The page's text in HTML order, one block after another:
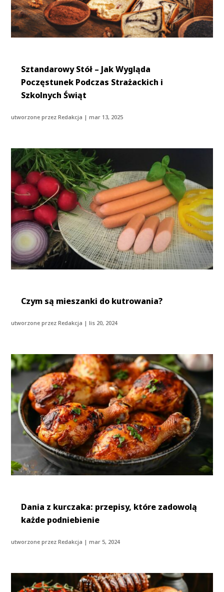
Sztandarowy Stół – Jak Wygląda
Poczęstunek Podczas Strażackich i
Szkolnych Świąt
utworzone przezRedakcja |mar 13, 2025
Czym są mieszanki do kutrowania?
utworzone przezRedakcja |lis 20, 2024
Dania z kurczaka: przepisy, które zadowolą
każde podniebienie
utworzone przezRedakcja |mar 5, 2024